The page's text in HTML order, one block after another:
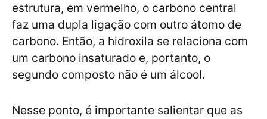
estrutura, em vermelho, o carbono central
faz uma dupla ligação com outro átomo de
carbono. Então, a hidroxila se relaciona com
um carbono insaturado e, portanto, o
segundo composto não é um álcool.
Nesse ponto, é importante salientar que as